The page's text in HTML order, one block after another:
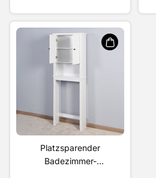
mit verstellbarem
Einlegeboden, moderner
Stil, MDF-Platte
Platzsparender
Badezimmer-